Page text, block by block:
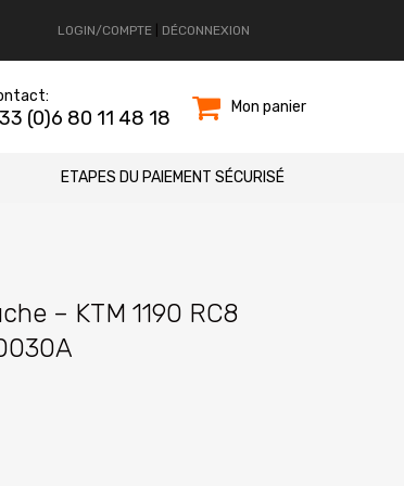
LOGIN/COMPTE DÉCONNEXION
(0)6 80 11 48 18 Mon panier
ETAPES DU PAIEMENT SÉCURISÉ
– KTM 1190 RC8